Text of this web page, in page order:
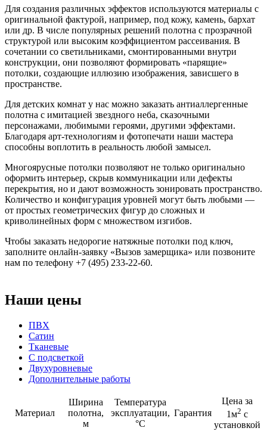
Для создания различных эффектов используются материалы с
оригинальной фактурой, например, под кожу, камень, бархат
или др. В числе популярных решений полотна с прозрачной
структурой или высоким коэффициентом рассеивания. В
сочетании со светильниками, смонтированными внутри
конструкции, они позволяют формировать «парящие»
потолки, создающие иллюзию изображения, зависшего в
пространстве.
Для детских комнат у нас можно заказать антиаллергенные
полотна с имитацией звездного неба, сказочными
персонажами, любимыми героями, другими эффектами.
Благодаря арт-технологиям и фотопечати наши мастера
способны воплотить в реальность любой замысел.
Многоярусные потолки позволяют не только оригинально
оформить интерьер, скрыв коммуникации или дефекты
перекрытия, но и дают возможность зонировать пространство.
Количество и конфигурация уровней могут быть любыми —
от простых геометрических фигур до сложных и
криволинейных форм с множеством изгибов.
Чтобы заказать недорогие натяжные потолки под ключ,
заполните онлайн-заявку «Вызов замерщика» или позвоните
нам по телефону +7 (495) 233-22-60.
Наши цены
ПВХ
Сатин
Тканевые
С подсветкой
Двухуровневые
Дополнительные работы
Материал
Ширина
полотна,
м
Температура
эксплуатации,
°С
Гарантия
Цена за
1м2 с
установкой